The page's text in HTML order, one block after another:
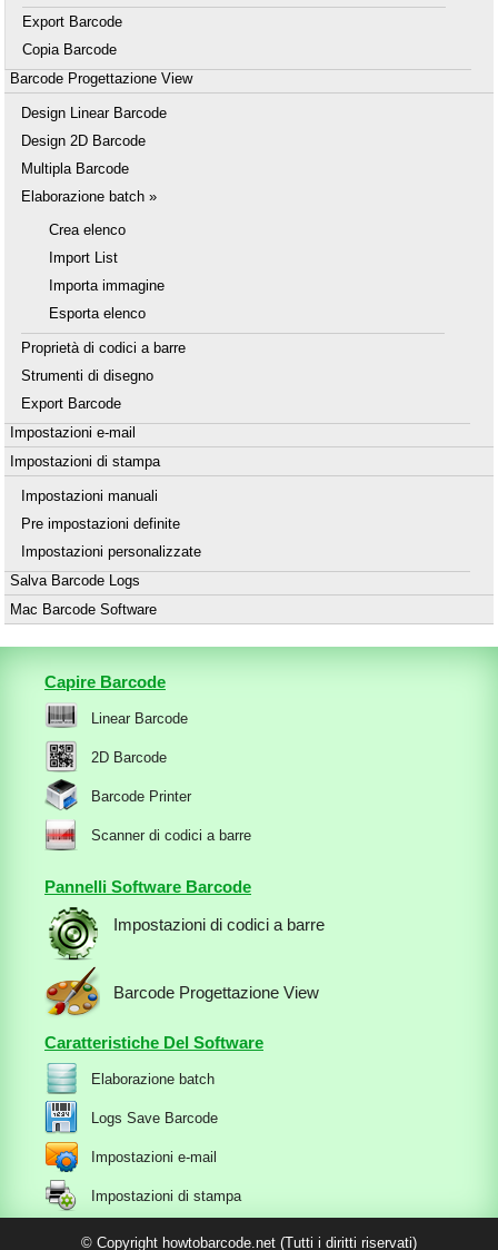
Export Barcode
Copia Barcode
Barcode Progettazione View
Design Linear Barcode
Design 2D Barcode
Multipla Barcode
Elaborazione batch »
Crea elenco
Import List
Importa immagine
Esporta elenco
Proprietà di codici a barre
Strumenti di disegno
Export Barcode
Impostazioni e-mail
Impostazioni di stampa
Impostazioni manuali
Pre impostazioni definite
Impostazioni personalizzate
Salva Barcode Logs
Mac Barcode Software
Capire Barcode
Linear Barcode
2D Barcode
Barcode Printer
Scanner di codici a barre
Pannelli Software Barcode
Impostazioni di codici a barre
Barcode Progettazione View
Caratteristiche Del Software
Elaborazione batch
Logs Save Barcode
Impostazioni e-mail
Impostazioni di stampa
© Copyright howtobarcode.net (Tutti i diritti riservati)